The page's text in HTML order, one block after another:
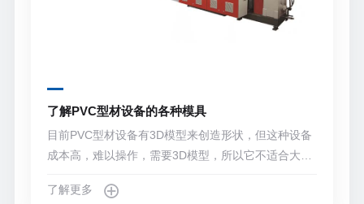
了解PVC型材设备的各种模具
目前PVC型材设备有3D模型来创造形状，但这种设备
成本高，难以操作，需要3D模型，所以它不适合大多
材料，用手，形成一个成形的，成本，浪费时间。
了解更多